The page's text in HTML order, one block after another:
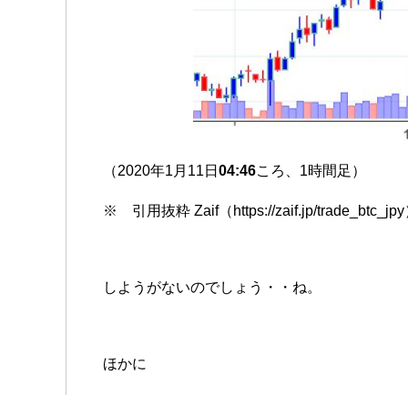
（2020年1月11日 04:46ころ、1時間足）
※ 引用抜粋 Zaif（https://zaif.jp/trade_btc_jpy
しようがないのでしょう・・ね。
ほかに